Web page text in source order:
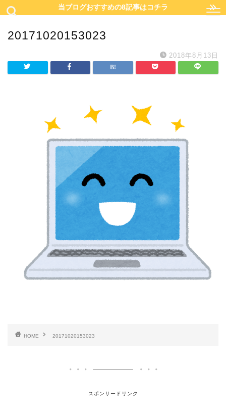
当ブログおすすめの8記事はコチラ
20171020153023
2018年8月13日
HOME 20171020153023
スポンサードリンク